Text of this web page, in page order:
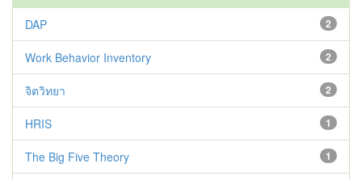
2
DAP
2
Work Behavior Inventory
2
จิตวิทยา
1
HRIS
1
The Big Five Theory